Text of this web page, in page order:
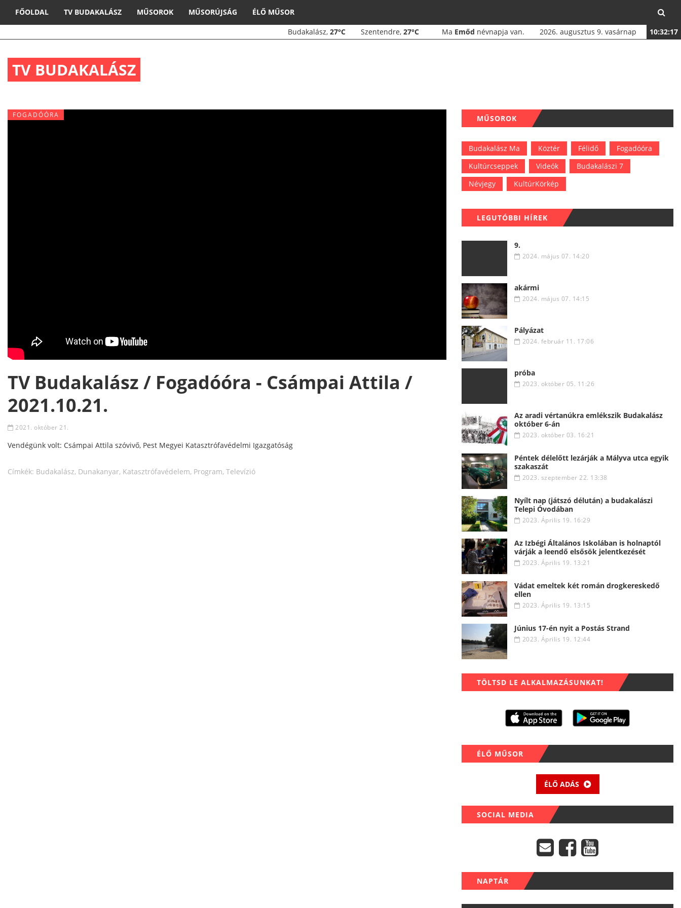
FŐOLDAL TV BUDAKALÁSZ MŰSOROK MŰSORÚJSÁG ÉLŐ MŰSOR
Budakalász, 27°C Szentendre, 27°C Ma Emőd névnapja van. 2026. augusztus 9. vasárnap 10:32:17
TV BUDAKALÁSZ
FOGADÓÓRA
TV Budakalász / Fogadóóra - Csámpai Attila /
2021.10.21.
2021. október 21.
Vendégünk volt: Csámpai Attila szóvivő, Pest Megyei Katasztrófavédelmi Igazgatóság
Címkék: Budakalász, Dunakanyar, Katasztrófavédelem, Program, Televízió
MŰSOROK
Budakalász Ma Köztér Félidő
Fogadóóra
Kultúrcseppek
Videók
Budakalászi 7
Névjegy
KultúrKörkép
LEGUTÓBBI HÍREK
9.
2024. május 07. 14:20
akármi
2024. május 07. 14:15
Pályázat
2024. február 11. 17:06
próba
2023. október 05. 11:26
Az aradi vértanúkra emlékszik Budakalász
október 6-án
2023. október 03. 16:21
Péntek délelőtt lezárják a Mályva utca egyik
szakaszát
2023. szeptember 22. 13:38
Nyílt nap (játszó délután) a budakalászi
Telepi Óvodában
2023. Április 19. 16:29
Az Izbégi Általános Iskolában is holnaptól
várják a leendő elsősök jelentkezését
2023. Április 19. 13:21
Vádat emeltek két román drogkereskedő
ellen
2023. Április 19. 13:15
Június 17-én nyit a Postás Strand
2023. Április 19. 12:44
TÖLTSD LE ALKALMAZÁSUNKAT!
ÉLŐ MŰSOR
ÉLŐ ADÁS
SOCIAL MEDIA
NAPTÁR